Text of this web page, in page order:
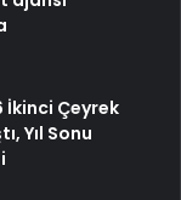
Çeyrek
Yıl Sonu